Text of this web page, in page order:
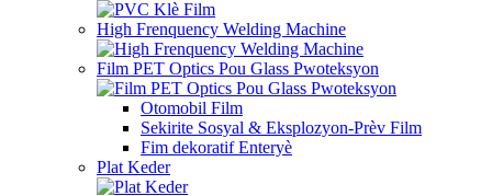
High Frenquency Welding Machine
Film PET Optics Pou Glass Pwoteksyon
Otomobil Film
Sekirite Sosyal & Eksplozyon-Prèv Film
Fim dekoratif Enteryè
Plat Keder